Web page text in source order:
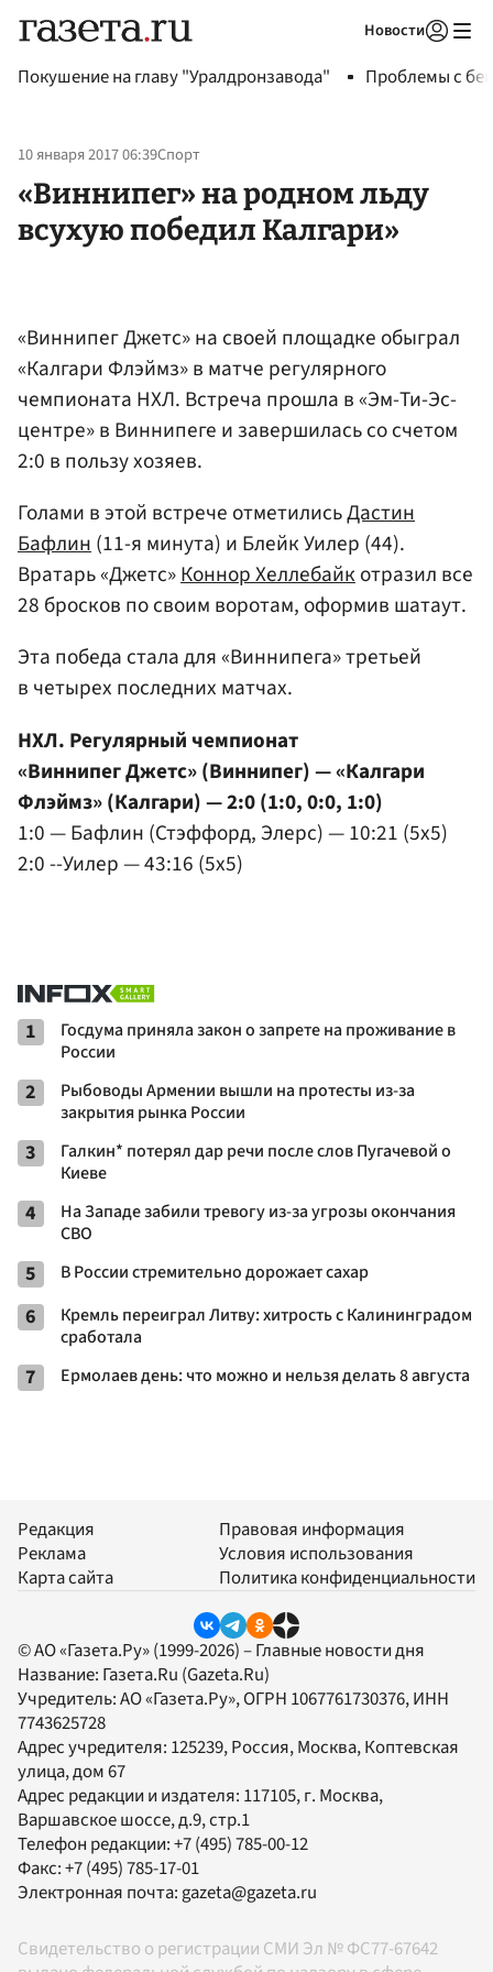
Новости
Покушение на главу "Уралдронзавода" Проблемы с
10 января 2017 06:39Спорт
«Виннипег» на родном льду
всухую победил Калгари»
«Виннипег Джетс» на своей площадке обыграл
«Калгари Флэймз» в матче регулярного
чемпионата НХЛ. Встреча прошла в «Эм-Ти-Эс-
центре» в Виннипеге и завершилась со счетом
2:0 в пользу хозяев.
Голами в этой встрече отметилисьДастин
Бафлин(11-я минута) и Блейк Уилер (44).
Вратарь «Джетс»Коннор Хеллебайкотразил все
28 бросков по своим воротам, оформив шатаут.
Эта победа стала для «Виннипега» третьей
в четырех последних матчах.
НХЛ. Регулярный чемпионат
«Виннипег Джетс» (Виннипег) — «Калгари
Флэймз» (Калгари) — 2:0 (1:0, 0:0, 1:0)
1:0 — Бафлин (Стэффорд, Элерс) — 10:21 (5x5)
2:0 --Уилер — 43:16 (5x5)
1
Госдума приняла закон о запрете на проживание в
России
2
Рыбоводы Армении вышли на протесты из-за
закрытия рынка России
3
Галкин* потерял дар речи после слов Пугачевой о
Киеве
4
На Западе забили тревогу из-за угрозы окончания
СВО
5 В России стремительно дорожает сахар
6
Кремль переиграл Литву: хитрость с Калининградом
сработала
7 Ермолаев день: что можно и нельзя делать 8 августа
Редакция
Реклама
Карта сайта
Правовая информация
Условия использования
Политика конфиденциальности
© АО «Газета.Ру» (1999-2026) – Главные новости дня
Название: Газета.Ru (Gazeta.Ru)
Учредитель:АО «Газета.Ру», ОГРН 1067761730376, ИНН
7743625728
Адрес учредителя: 125239, Россия, Москва, Коптевская
улица, дом 67
Адрес редакции и издателя: 117105, г. Москва,
Варшавское шоссе, д.9, стр.1
Телефон редакции:+7 (495) 785-00-12
Факс:+7 (495) 785-17-01
Электронная почта:gazeta@gazeta.ru
Свидетельство о регистрации СМИ Эл № ФС77-67642